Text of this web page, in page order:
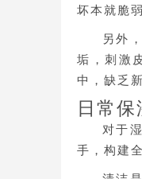
坏本就脆
另外
垢，刺激
中，缺乏
日常
对于
手，构建